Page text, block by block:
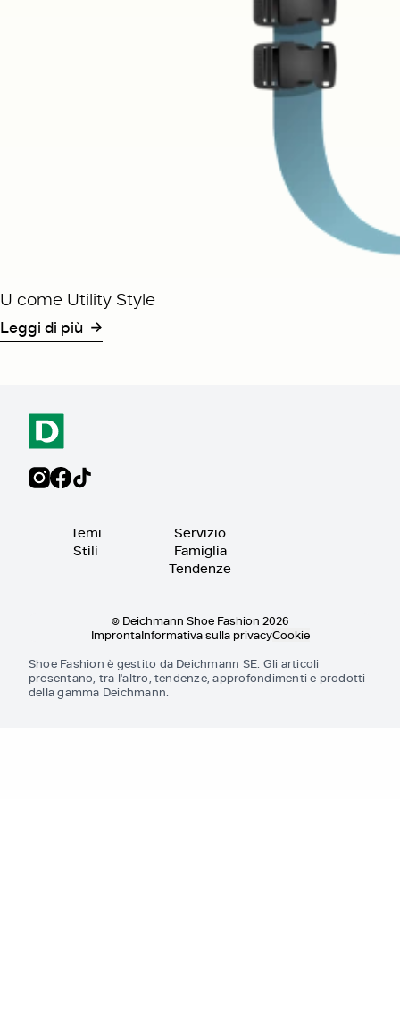
U come Utility Style
Leggi di più
Temi
Stili
Servizio
Famiglia
Tendenze
© Deichmann Shoe Fashion 2026
ImprontaInformativa sulla privacyCookie
Shoe Fashion è gestito da Deichmann SE. Gli articoli
presentano, tra l'altro, tendenze, approfondimenti e prodotti
della gamma Deichmann.